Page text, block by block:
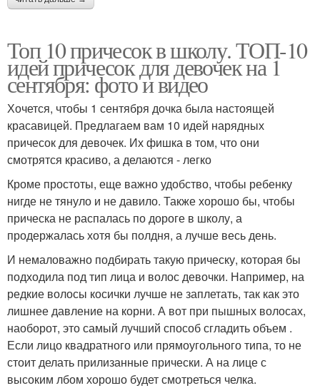
Топ 10 причесок в школу. ТОП-10
идей причесок для девочек на 1
сентября: фото и видео
Хочется, чтобы 1 сентября дочка была настоящей
красавицей. Предлагаем вам 10 идей нарядных
причесок для девочек. Их фишка в том, что они
смотрятся красиво, а делаются - легко
Кроме простоты, еще важно удобство, чтобы ребенку
нигде не тянуло и не давило. Также хорошо бы, чтобы
прическа не распалась по дороге в школу, а
продержалась хотя бы полдня, а лучше весь день.
И немаловажно подбирать такую прическу, которая бы
подходила под тип лица и волос девочки. Например, на
редкие волосы косички лучше не заплетать, так как это
лишнее давление на корни. А вот при пышных волосах,
наоборот, это самый лучший способ сгладить объем .
Если лицо квадратного или прямоугольного типа, то не
стоит делать прилизанные прически. А на лице с
высоким лбом хорошо будет смотреться челка.